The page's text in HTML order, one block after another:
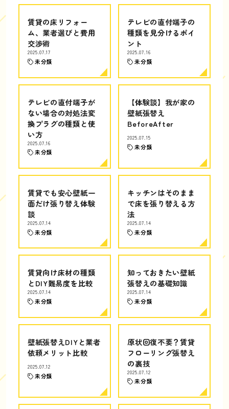
賃貸の床リフォー
ム、業者選びと費用
交渉術
2025.07.17
未分類
テレビの直付端子の
種類を見分けるポイ
ント
2025.07.16
未分類
テレビの直付端子が
ない場合の対処法変
換プラグの種類と使
い方
2025.07.16
未分類
【体験談】我が家の
壁紙張替え
BeforeAfter
2025.07.15
未分類
賃貸でも安心壁紙一
面だけ張り替え体験
談
2025.07.14
未分類
キッチンはそのまま
で床を張り替える方
法
2025.07.14
未分類
賃貸向け床材の種類
とDIY難易度を比較
2025.07.14
未分類
知っておきたい壁紙
張替えの基礎知識
2025.07.14
未分類
壁紙張替えDIYと業者
依頼メリット比較
2025.07.12
未分類
原状回復不要？賃貸
フローリング張替え
の裏技
2025.07.12
未分類